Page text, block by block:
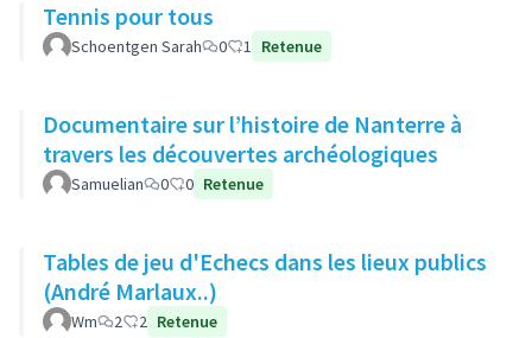
Tennis pour tous
Schoentgen Sarah 0 1 Retenue
Documentaire sur l’histoire de Nanterre à
travers les découvertes archéologiques
Samuelian 0 0 Retenue
Tables de jeu d'Echecs dans les lieux publics
(André Marlaux..)
Wm 2 2 Retenue